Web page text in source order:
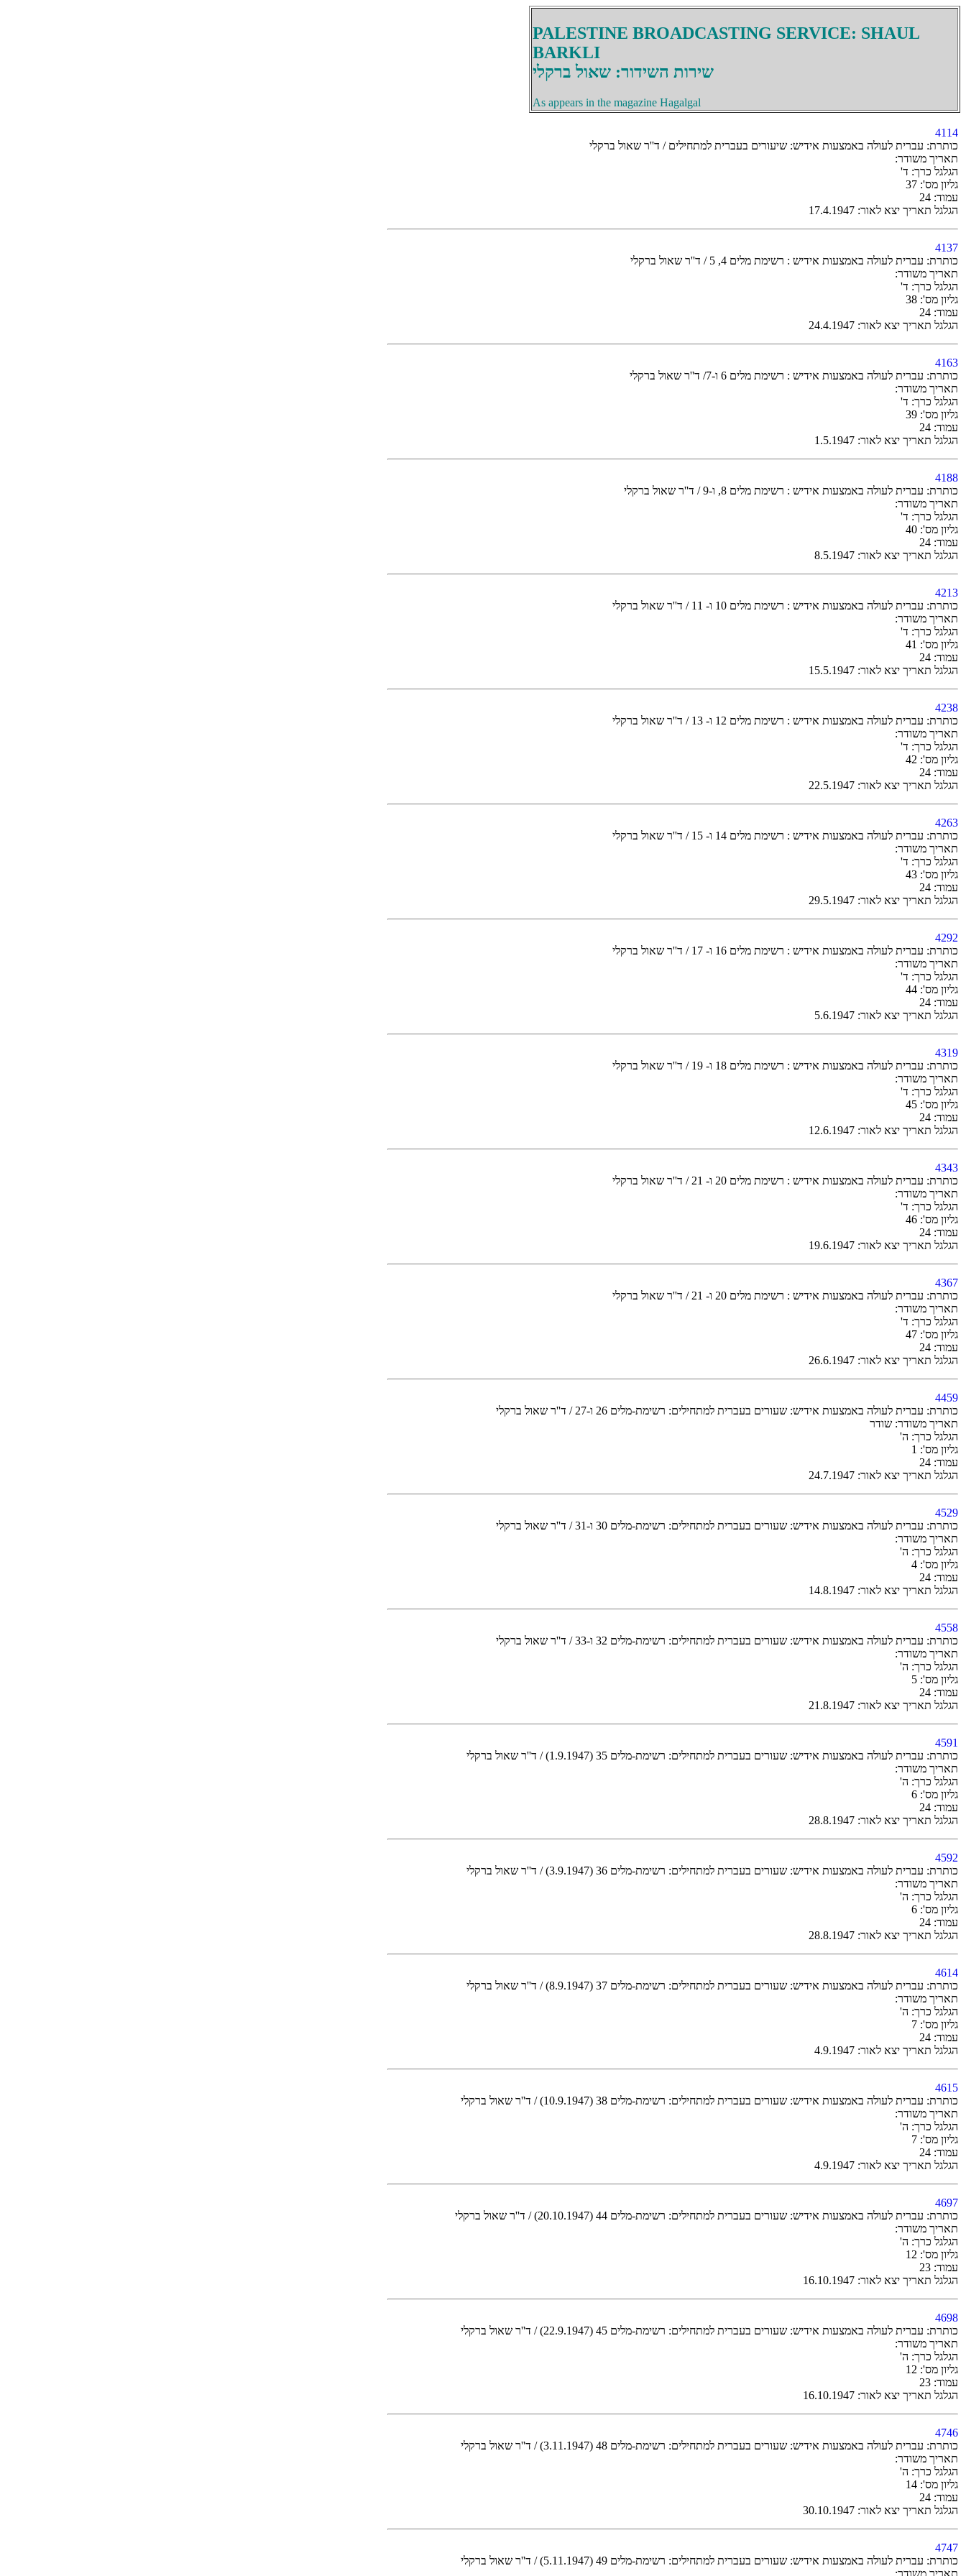
PALESTINE BROADCASTING SERVICE: SHAUL
BARKLI
שירות השידור: שאול ברקלי
As appears in the magazine Hagalgal
4114
כותרת: עברית לעולה באמצעות אידיש: שיעורים בעברית למתחילים / ד''ר שאול ברקלי
תאריך משודר:
הגלגל כרך: ד'
גליון מס': 37
עמוד: 24
הגלגל תאריך יצא לאור: 17.4.1947
4137
כותרת: עברית לעולה באמצעות אידיש : רשימת מלים 4, 5 / ד''ר שאול ברקלי
תאריך משודר:
הגלגל כרך: ד'
גליון מס': 38
עמוד: 24
הגלגל תאריך יצא לאור: 24.4.1947
4163
כותרת: עברית לעולה באמצעות אידיש : רשימת מלים 6 ו-7/ ד''ר שאול ברקלי
תאריך משודר:
הגלגל כרך: ד'
גליון מס': 39
עמוד: 24
הגלגל תאריך יצא לאור: 1.5.1947
4188
כותרת: עברית לעולה באמצעות אידיש : רשימת מלים 8, ו-9 / ד''ר שאול ברקלי
תאריך משודר:
הגלגל כרך: ד'
גליון מס': 40
עמוד: 24
הגלגל תאריך יצא לאור: 8.5.1947
4213
כותרת: עברית לעולה באמצעות אידיש : רשימת מלים 10 ו- 11 / ד''ר שאול ברקלי
תאריך משודר:
הגלגל כרך: ד'
גליון מס': 41
עמוד: 24
הגלגל תאריך יצא לאור: 15.5.1947
4238
כותרת: עברית לעולה באמצעות אידיש : רשימת מלים 12 ו- 13 / ד''ר שאול ברקלי
תאריך משודר:
הגלגל כרך: ד'
גליון מס': 42
עמוד: 24
הגלגל תאריך יצא לאור: 22.5.1947
4263
כותרת: עברית לעולה באמצעות אידיש : רשימת מלים 14 ו- 15 / ד''ר שאול ברקלי
תאריך משודר:
הגלגל כרך: ד'
גליון מס': 43
עמוד: 24
הגלגל תאריך יצא לאור: 29.5.1947
4292
כותרת: עברית לעולה באמצעות אידיש : רשימת מלים 16 ו- 17 / ד''ר שאול ברקלי
תאריך משודר:
הגלגל כרך: ד'
גליון מס': 44
עמוד: 24
הגלגל תאריך יצא לאור: 5.6.1947
4319
כותרת: עברית לעולה באמצעות אידיש : רשימת מלים 18 ו- 19 / ד''ר שאול ברקלי
תאריך משודר:
הגלגל כרך: ד'
גליון מס': 45
עמוד: 24
הגלגל תאריך יצא לאור: 12.6.1947
4343
כותרת: עברית לעולה באמצעות אידיש : רשימת מלים 20 ו- 21 / ד''ר שאול ברקלי
תאריך משודר:
הגלגל כרך: ד'
גליון מס': 46
עמוד: 24
הגלגל תאריך יצא לאור: 19.6.1947
4367
כותרת: עברית לעולה באמצעות אידיש : רשימת מלים 20 ו- 21 / ד''ר שאול ברקלי
תאריך משודר:
הגלגל כרך: ד'
גליון מס': 47
עמוד: 24
הגלגל תאריך יצא לאור: 26.6.1947
4459
כותרת: עברית לעולה באמצעות אידיש: שעורים בעברית למתחילים: רשימת-מלים 26 ו-27 / ד''ר שאול ברקלי
תאריך משודר: שודר
הגלגל כרך: ה'
גליון מס': 1
עמוד: 24
הגלגל תאריך יצא לאור: 24.7.1947
4529
כותרת: עברית לעולה באמצעות אידיש: שעורים בעברית למתחילים: רשימת-מלים 30 ו-31 / ד''ר שאול ברקלי
תאריך משודר:
הגלגל כרך: ה'
גליון מס': 4
עמוד: 24
הגלגל תאריך יצא לאור: 14.8.1947
4558
כותרת: עברית לעולה באמצעות אידיש: שעורים בעברית למתחילים: רשימת-מלים 32 ו-33 / ד''ר שאול ברקלי
תאריך משודר:
הגלגל כרך: ה'
גליון מס': 5
עמוד: 24
הגלגל תאריך יצא לאור: 21.8.1947
4591
כותרת: עברית לעולה באמצעות אידיש: שעורים בעברית למתחילים: רשימת-מלים 35 (1.9.1947) / ד''ר שאול ברקלי
תאריך משודר:
הגלגל כרך: ה'
גליון מס': 6
עמוד: 24
הגלגל תאריך יצא לאור: 28.8.1947
4592
כותרת: עברית לעולה באמצעות אידיש: שעורים בעברית למתחילים: רשימת-מלים 36 (3.9.1947) / ד''ר שאול ברקלי
תאריך משודר:
הגלגל כרך: ה'
גליון מס': 6
עמוד: 24
הגלגל תאריך יצא לאור: 28.8.1947
4614
כותרת: עברית לעולה באמצעות אידיש: שעורים בעברית למתחילים: רשימת-מלים 37 (8.9.1947) / ד''ר שאול ברקלי
תאריך משודר:
הגלגל כרך: ה'
גליון מס': 7
עמוד: 24
הגלגל תאריך יצא לאור: 4.9.1947
4615
כותרת: עברית לעולה באמצעות אידיש: שעורים בעברית למתחילים: רשימת-מלים 38 (10.9.1947) / ד''ר שאול ברקלי
תאריך משודר:
הגלגל כרך: ה'
גליון מס': 7
עמוד: 24
הגלגל תאריך יצא לאור: 4.9.1947
4697
כותרת: עברית לעולה באמצעות אידיש: שעורים בעברית למתחילים: רשימת-מלים 44 (20.10.1947) / ד''ר שאול ברקלי
תאריך משודר:
הגלגל כרך: ה'
גליון מס': 12
עמוד: 23
הגלגל תאריך יצא לאור: 16.10.1947
4698
כותרת: עברית לעולה באמצעות אידיש: שעורים בעברית למתחילים: רשימת-מלים 45 (22.9.1947) / ד''ר שאול ברקלי
תאריך משודר:
הגלגל כרך: ה'
גליון מס': 12
עמוד: 23
הגלגל תאריך יצא לאור: 16.10.1947
4746
כותרת: עברית לעולה באמצעות אידיש: שעורים בעברית למתחילים: רשימת-מלים 48 (3.11.1947) / ד''ר שאול ברקלי
תאריך משודר:
הגלגל כרך: ה'
גליון מס': 14
עמוד: 24
הגלגל תאריך יצא לאור: 30.10.1947
4747
כותרת: עברית לעולה באמצעות אידיש: שעורים בעברית למתחילים: רשימת-מלים 49 (5.11.1947) / ד''ר שאול ברקלי
תאריך משודר: